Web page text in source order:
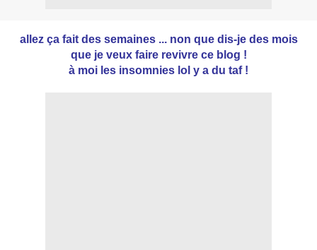
allez ça fait des semaines ... non que dis-je des mois
que je veux faire revivre ce blog !
à moi les insomnies lol y a du taf !